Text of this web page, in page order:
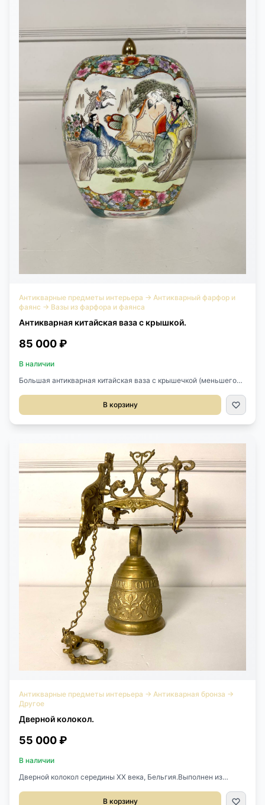
Антикварные предметы интерьера → Антикварный фарфор и
фаянс → Вазы из фарфора и фаянса
Антикварная китайская ваза с крышкой.
85 000 ₽
В наличии
Большая антикварная китайская ваза с крышечкой (меньшего
Китай.Выполнена из фарфора, ручная роспись,
позолота.Диаметр 25 см.Высота 33 см.
В корзину
Антикварные предметы интерьера → Антикварная бронза →
Другое
Дверной колокол.
55 000 ₽
В наличии
Дверной колокол середины XX века, Бельгия.Выполнен из
Диаметр колокола 13 см.
В корзину